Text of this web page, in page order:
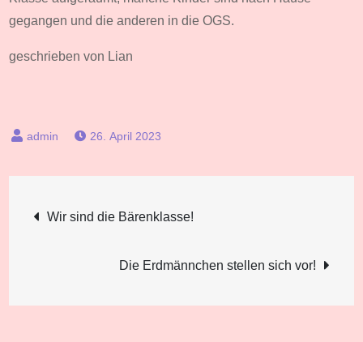
gegangen und die anderen in die OGS.
geschrieben von Lian
26. April 2023
Beitragsnavigation
Wir sind die Bärenklasse!
Die Erdmännchen stellen sich vor!